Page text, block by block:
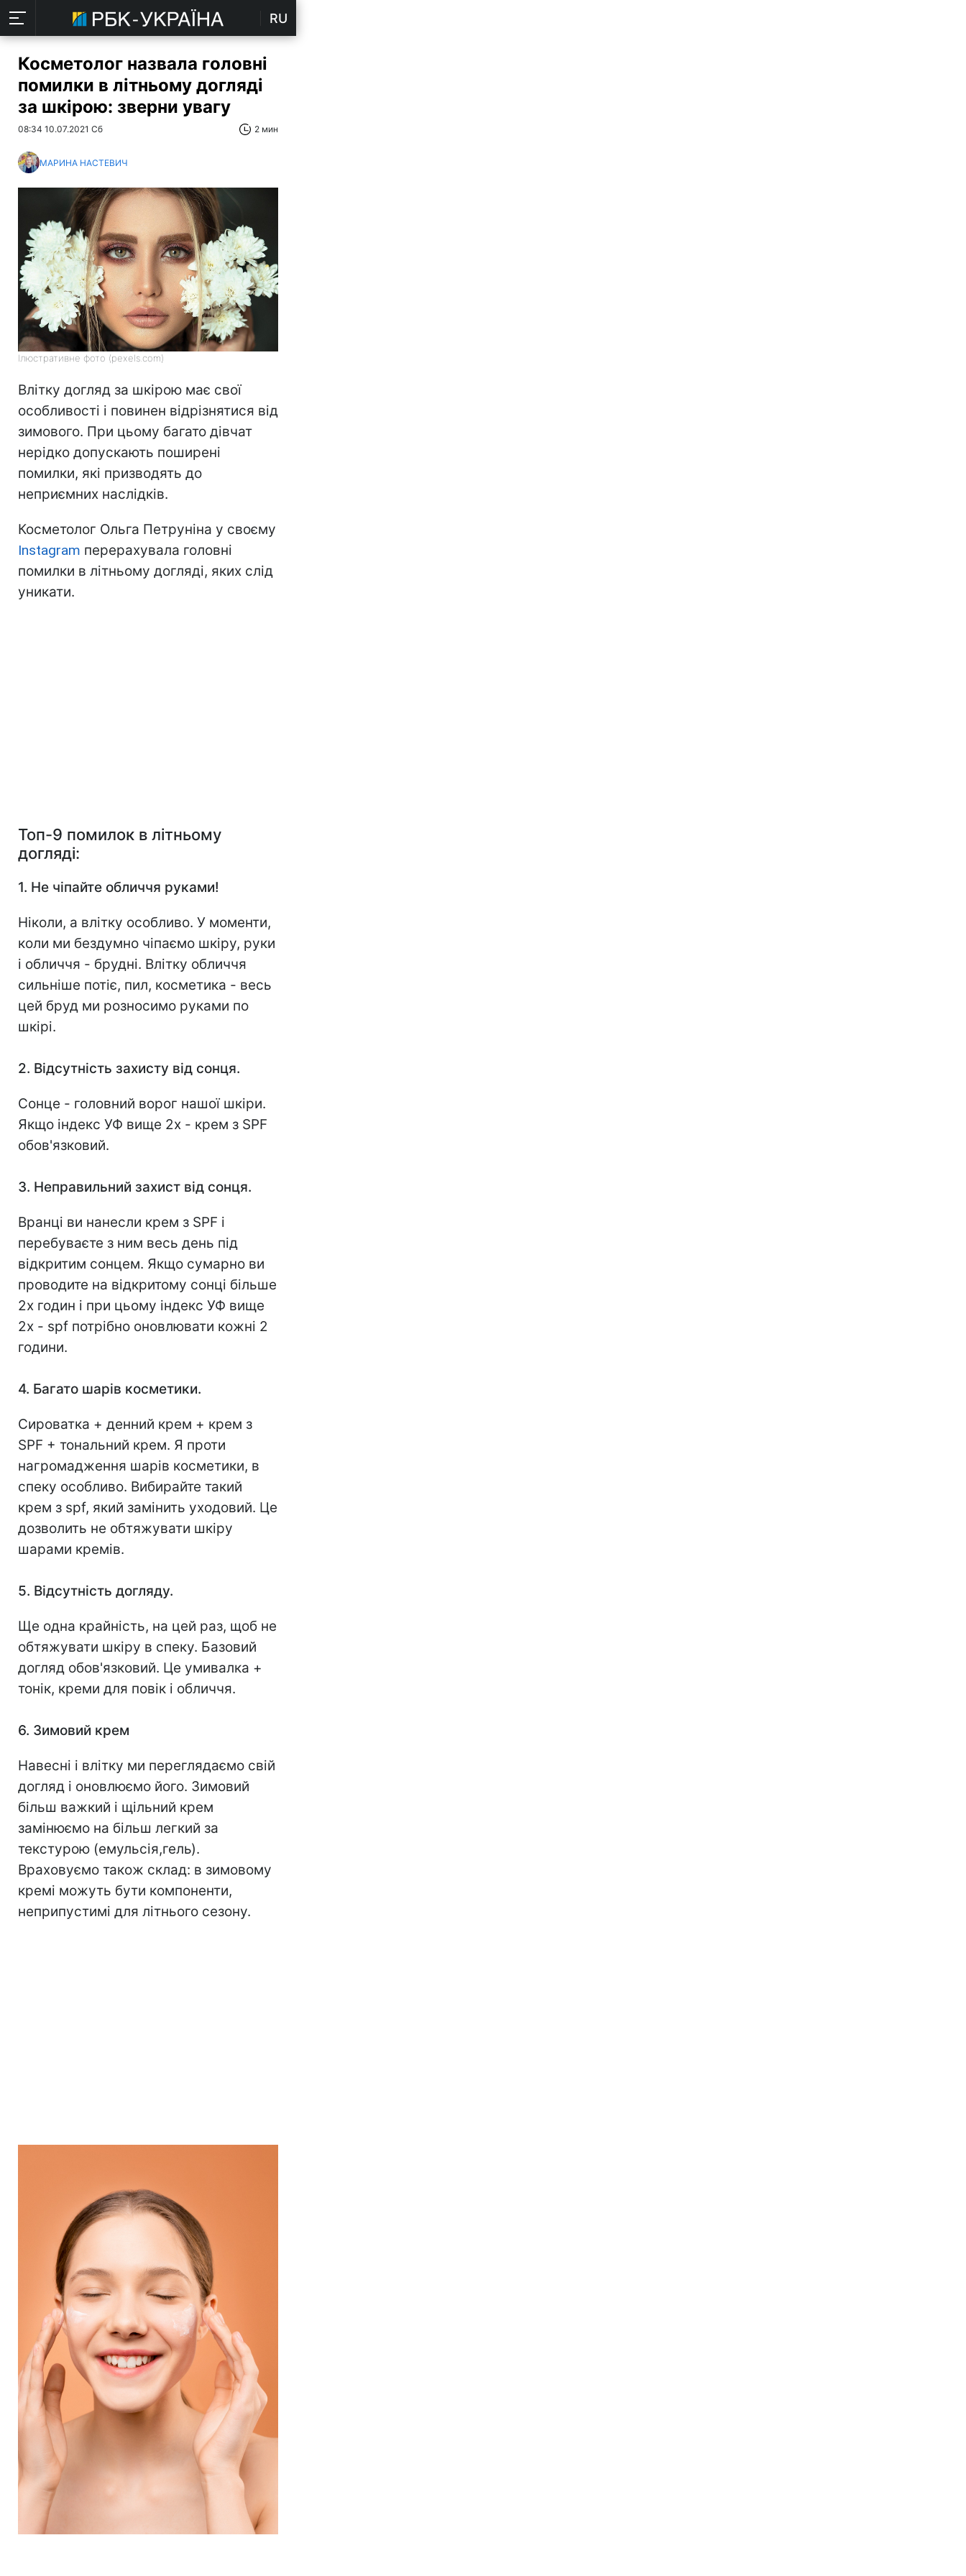
RU
Косметолог назвала головні
помилки в літньому догляді
за шкірою: зверни увагу
08:34 10.07.2021 Сб 2 мин
МАРИНА НАСТЕВИЧ
Ілюстративне фото (pexels.com)
Влітку догляд за шкірою має свої
особливості і повинен відрізнятися від
зимового. При цьому багато дівчат
нерідко допускають поширені
помилки, які призводять до
неприємних наслідків.
Косметолог Ольга Петруніна у своєму
Instagram перерахувала головні
помилки в літньому догляді, яких слід
уникати.
Топ-9 помилок в літньому
догляді:
1. Не чіпайте обличчя руками!
Ніколи, а влітку особливо. У моменти,
коли ми бездумно чіпаємо шкіру, руки
і обличчя - брудні. Влітку обличчя
сильніше потіє, пил, косметика - весь
цей бруд ми розносимо руками по
шкірі.
2. Відсутність захисту від сонця.
Сонце - головний ворог нашої шкіри.
Якщо індекс УФ вище 2х - крем з SPF
обов'язковий.
3. Неправильний захист від сонця.
Вранці ви нанесли крем з SPF і
перебуваєте з ним весь день під
відкритим сонцем. Якщо сумарно ви
проводите на відкритому сонці більше
2х годин і при цьому індекс УФ вище
2х - spf потрібно оновлювати кожні 2
години.
4. Багато шарів косметики.
Сироватка + денний крем + крем з
SPF + тональний крем. Я проти
нагромадження шарів косметики, в
спеку особливо. Вибирайте такий
крем з spf, який замінить уходовий. Це
дозволить не обтяжувати шкіру
шарами кремів.
5. Відсутність догляду.
Ще одна крайність, на цей раз, щоб не
обтяжувати шкіру в спеку. Базовий
догляд обов'язковий. Це умивалка +
тонік, креми для повік і обличчя.
6. Зимовий крем
Навесні і влітку ми переглядаємо свій
догляд і оновлюємо його. Зимовий
більш важкий і щільний крем
замінюємо на більш легкий за
текстурою (емульсія,гель).
Враховуємо також склад: в зимовому
кремі можуть бути компоненти,
неприпустимі для літнього сезону.